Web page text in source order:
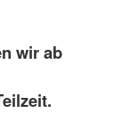
wir ab